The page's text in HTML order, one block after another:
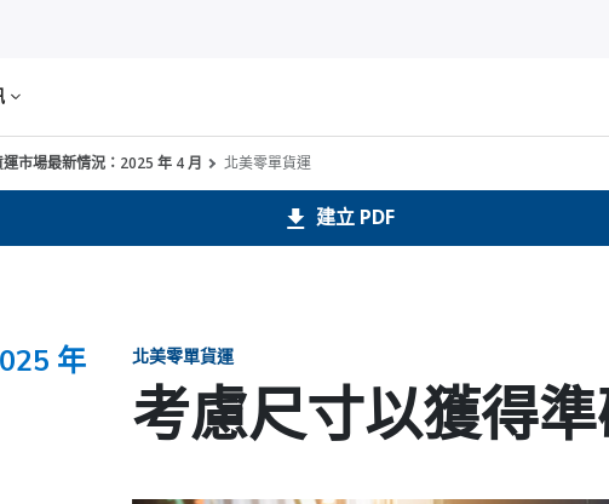
運市場最新情況：2025 年 4 月 北美零單貨運
建立 PDF
北美零單貨運
考慮尺寸以獲得
年